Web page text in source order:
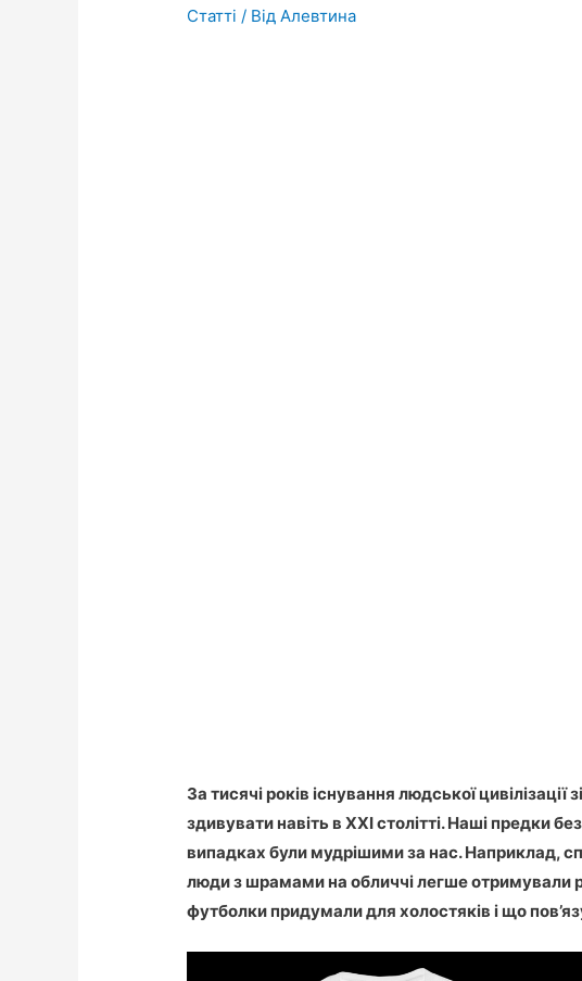
Статті / ВідАлевтина
За тисячі років існування людської
здивувати навіть в ХХI столітті. Наші предки
випадках були мудрішими за нас. Наприклад,
люди з шрамами на обличчі легше отримували
футболки придумали для холостяків і що